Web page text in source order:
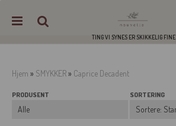
TING VI SYNES ER SKIKKELIG FINE
Hjem » SMYKKER» Caprice Decadent
PRODUSENT SORTERING